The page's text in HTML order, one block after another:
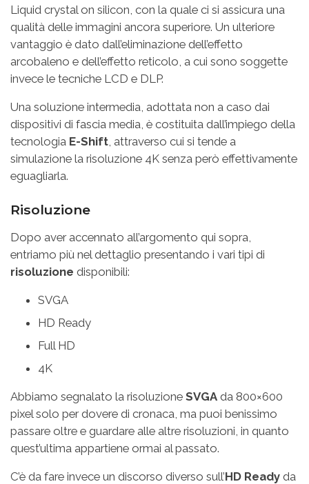
Liquid crystal on silicon, con la quale ci si assicura una
qualità delle immagini ancora superiore. Un ulteriore
vantaggio è dato dall’eliminazione dell’effetto
arcobaleno e dell’effetto reticolo, a cui sono soggette
invece le tecniche LCD e DLP.
Una soluzione intermedia, adottata non a caso dai
dispositivi di fascia media, è costituita dall’impiego della
tecnologia E-Shift, attraverso cui si tende a
simulazione la risoluzione 4K senza però effettivamente
eguagliarla.
Risoluzione
Dopo aver accennato all’argomento qui sopra,
entriamo più nel dettaglio presentando i vari tipi di
risoluzione disponibili:
SVGA
HD Ready
Full HD
4K
Abbiamo segnalato la risoluzione SVGA da 800×600
pixel solo per dovere di cronaca, ma puoi benissimo
passare oltre e guardare alle altre risoluzioni, in quanto
quest’ultima appartiene ormai al passato.
C’è da fare invece un discorso diverso sull’HD Ready da